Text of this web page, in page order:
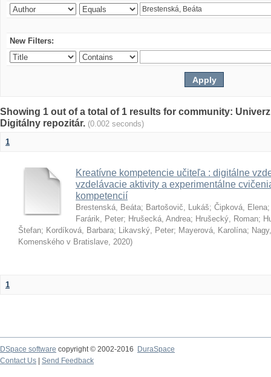
New Filters:
Showing 1 out of a total of 1 results for community:
Digitálny repozitár. (0.002 seconds)
1
Kreatívne kompetencie učiteľa : digitálne
vzdelávacie aktivity a experimentálne
kompetencií
Brestenská, Beáta; Bartošovič, Lukáš; Čipková, Elena
Farárik, Peter; Hrušecká, Andrea; Hrušecký, Roman;
Štefan; Kordíková, Barbara; Likavský, Peter; Mayerová, Karolína;
Komenského v Bratislave, 2020)
1
DSpace software copyright © 2002-2016
DuraSpace
Contact Us
Send Feedback